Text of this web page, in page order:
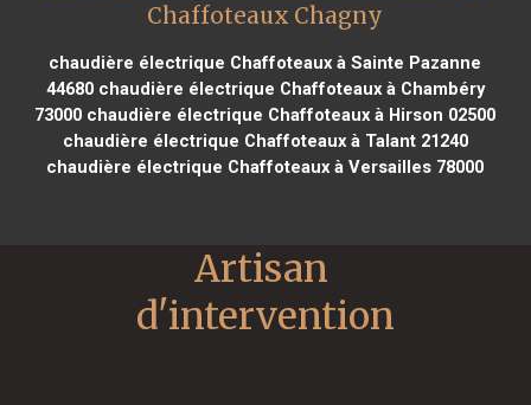
Chaffoteaux Chagny
chaudière électrique Chaffoteaux à Sainte Pazanne
44680chaudière électrique Chaffoteaux à Chambéry
73000 chaudière électrique Chaffoteaux à Hirson 02500
chaudière électrique Chaffoteaux à Talant 21240
chaudière électrique Chaffoteaux à Versailles 78000
Artisan
d'intervention